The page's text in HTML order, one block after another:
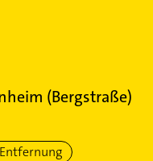
(Bergstraße)
Entfernung